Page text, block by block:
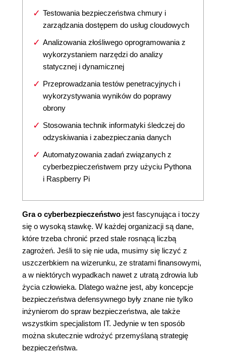
Testowania bezpieczeństwa chmury i
zarządzania dostępem do usług cloudowych
Analizowania złośliwego oprogramowania z
wykorzystaniem narzędzi do analizy
statycznej i dynamicznej
Przeprowadzania testów penetracyjnych i
wykorzystywania wyników do poprawy
obrony
Stosowania technik informatyki śledczej do
odzyskiwania i zabezpieczania danych
Automatyzowania zadań związanych z
cyberbezpieczeństwem przy użyciu Pythona
i Raspberry Pi
Gra o cyberbezpieczeństwo jest fascynująca i toczy
się o wysoką stawkę. W każdej organizacji są dane,
które trzeba chronić przed stale rosnącą liczbą
zagrożeń. Jeśli to się nie uda, musimy się liczyć z
uszczerbkiem na wizerunku, ze stratami finansowymi,
a w niektórych wypadkach nawet z utratą zdrowia lub
życia człowieka. Dlatego ważne jest, aby koncepcje
bezpieczeństwa defensywnego były znane nie tylko
inżynierom do spraw bezpieczeństwa, ale także
wszystkim specjalistom IT. Jedynie w ten sposób
można skutecznie wdrożyć przemyślaną strategię
bezpieczeństwa.